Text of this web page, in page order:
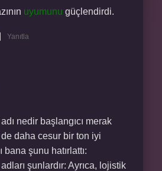
uyumunu güçlendirdi.
Yanıtla
nedir başlangıcı merak
de daha cesur bir ton iyi
şunu hatırlattı:
şunlardır: Ayrıca, lojistik